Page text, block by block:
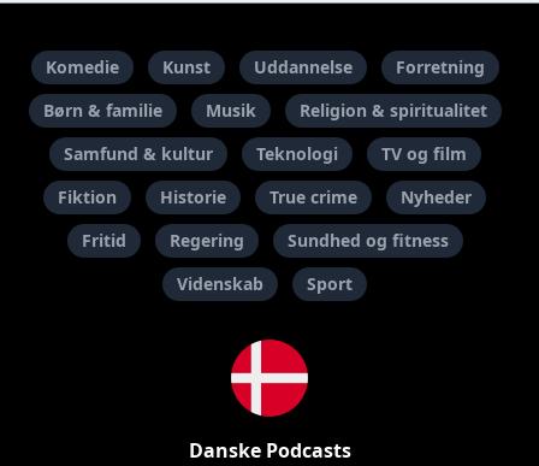
Komedie Kunst Uddannelse
Forretning
Børn & familie
Musik
Religion & spiritualitet
Samfund & kultur
Teknologi
TV og film
Fiktion
Historie True crime
Nyheder
Fritid
Regering
Sundhed og fitness
Videnskab
Sport
Danske Podcasts